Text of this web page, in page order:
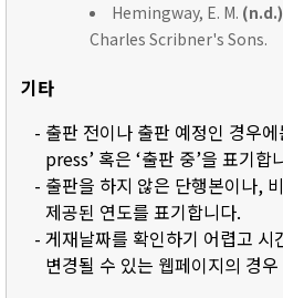
Hemingway, E. M.
Charles Scribner's Sons.
기타
- 출판 전이나 출판 예정인 경우
press’ 혹은 ‘출판 중’을 표기합
- 출판을 하지 않은 단행본이나,
제공된 연도를 표기합니다.
- 게재날짜를 확인하기 어렵고 시
변경될 수 있는 웹페이지의 경